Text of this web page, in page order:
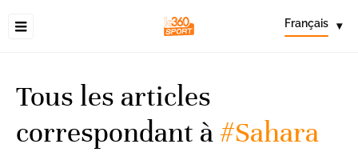
Français ▾
Tous les articles
correspondant à#Sahara